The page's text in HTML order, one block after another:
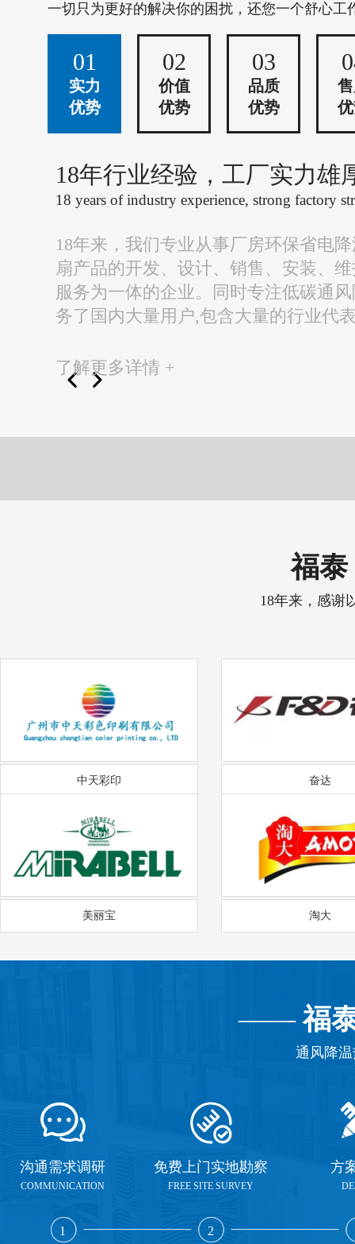
一切只为更好的解决你的困扰，还您一个舒心工
01
实力
优势
02
价值
优势
03
品质
优势
18年行业经验，工厂实力雄
18 years of industry experience, strong factory
18年来，我们专业从事厂房环保省电
扇产品的开发、设计、销售、安装、
服务为一体的企业。同时专注低碳通
务了国内大量用户,包含大量的行业代
了解更多详情 +
福泰
18年来，感谢
中天彩印 奋达
美丽宝 淘大
——福
通风降
沟通需求调研
COMMUNICATION
1
免费上门实地勘察
FREE SITE SURVEY
2
方